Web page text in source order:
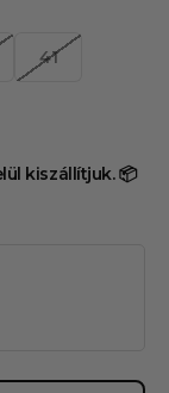
41
kiszállítjuk. 📦
product add-ons,